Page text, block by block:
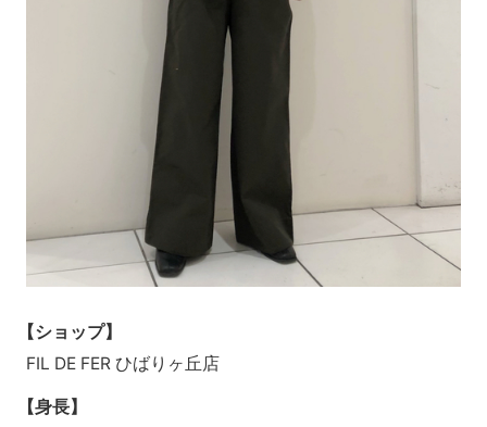
【ショップ】
FIL DE FER ひばりヶ丘店
【身長】